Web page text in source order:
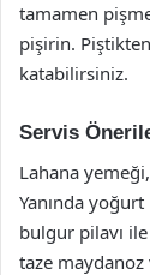
tamamen
pişirin.
katabilirsiniz.
Servis
Lahana
Yanında
bulgur pilavı
taze